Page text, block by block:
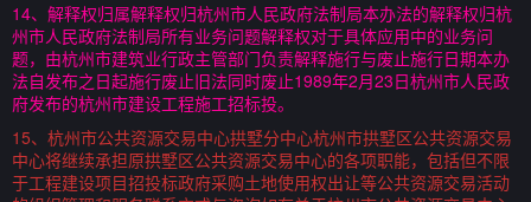
14、解释权归属解释权归杭州市人民政府法制局本办法的解释权归杭
州市人民政府法制局所有业务问题解释权对于具体应用中的业务问
题，由杭州市建筑业行政主管部门负责解释施行与废止施行日期本办
法自发布之日起施行废止旧法同时废止1989年2月23日杭州市人民政
府发布的杭州市建设工程施工招标投。
15、杭州市公共资源交易中心拱墅分中心杭州市拱墅区公共资源交易
中心将继续承担原拱墅区公共资源交易中心的各项职能，包括但不限
于工程建设项目招投标政府采购土地使用权出让等公共资源交易活动